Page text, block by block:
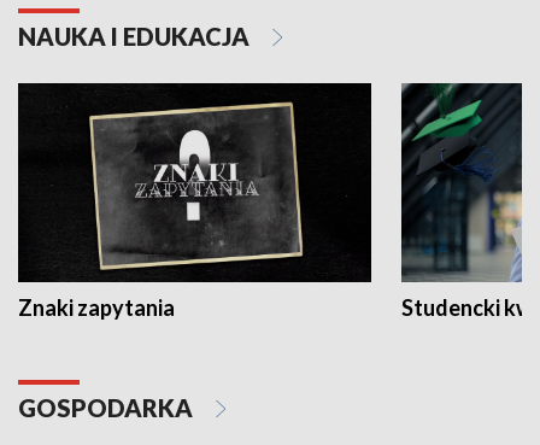
NAUKA I EDUKACJA
Znaki zapytania Studencki
GOSPODARKA